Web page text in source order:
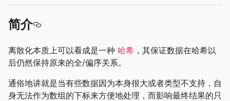
简介
离散化本质上可以看成是一种 哈希 ，其保证数据在哈希以
后仍然保持原来的全/偏序关系。
通俗地讲就是当有些数据因为本身很大或者类型不支持，自
身无法作为数组的下标来方便地处理，而影响最终结果的只